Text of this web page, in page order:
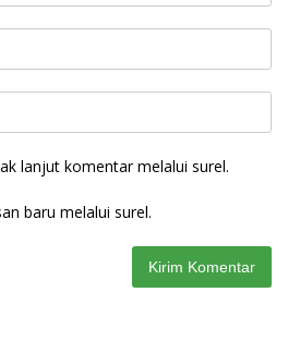
lanjut komentar melalui surel.
baru melalui surel.